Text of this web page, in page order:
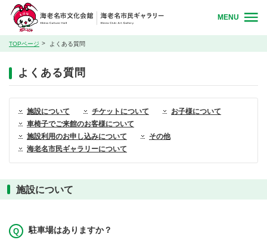
MENU
TOPページ よくある質問
よくある質問
施設について チケットについて
お子様について
車椅子でご来館のお客様について
施設利用のお申し込みについて
その他
海老名市民ギャラリーについて
施設について
駐車場はありますか？